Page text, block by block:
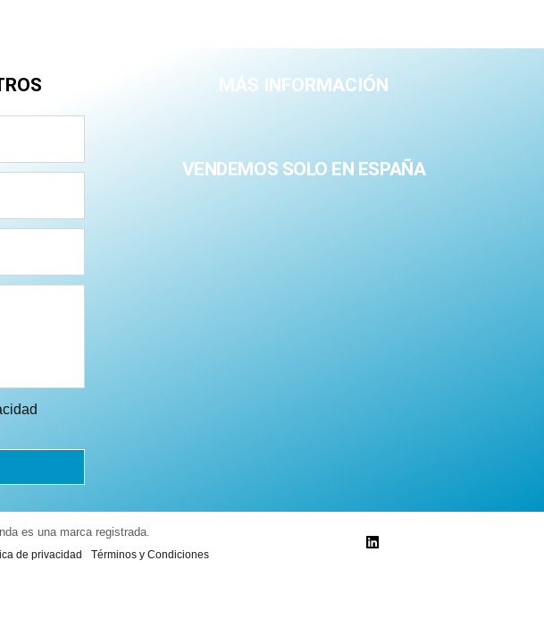
MÁS INFORMACIÓN
VENDEMOS SOLO EN ESPAÑA
es una marca registrada.
de privacidad Términos y Condiciones